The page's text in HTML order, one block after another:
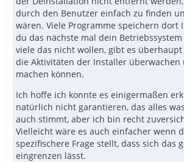
durch den Benutzer einfach zu finden
wären. Viele Programme speichern dort
du das nächste mal dein
viele das nicht wollen, gibt es
die Aktivitäten der Installer überwachen
machen können.
Ich hoffe ich konnte es einigermaßen
natürlich nicht garantieren, das alles
auch stimmt, aber ich bin recht
Vielleicht wäre es auch einfacher wenn
spezifischere Frage stellt, dass sich das
eingrenzen lässt.